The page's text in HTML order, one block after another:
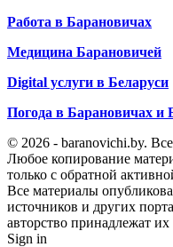
Работа в Барановичах
Медицина Барановичей
Digital услуги в Беларуси
Погода в Барановичах и
© 2026 - baranovichi.by.
Любое копирование
только с обратной
Все материалы
источников и других
авторство принадлежат
Sign in